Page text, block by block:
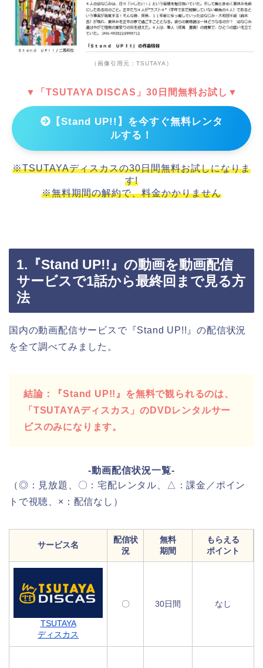
（画像引用元：TSUTAYA）
▼「TSUTAYA DISCAS」30日間無料お試し▼
【Stand UP!!】を今すぐ無料レンタ
ルする！
※TSUTAYAディスカスの30日間無料お試しになりま
す!
※無料期間の解約で、料金かかりません
1.『Stand UP!!』の動画を動画配信
サービスで1話から最終回まで見る方
法
国内の動画配信サービスで『Stand UP!!』の配信状況
を全て調べてみました。
結論：『Stand UP!!』を無料で観られるのは、
「TSUTAYAディスカス」のDVDレンタルサー
ビスのみになります。
-動画配信状況一覧-
（◎：見放題、〇：宅配レンタル、△：課金／ポイン
トで視聴、×：配信なし）
サービス名
配信状
況
無料
期間
もらえる
ポイント
TSUTAYA
ディスカス
〇 30日間 なし